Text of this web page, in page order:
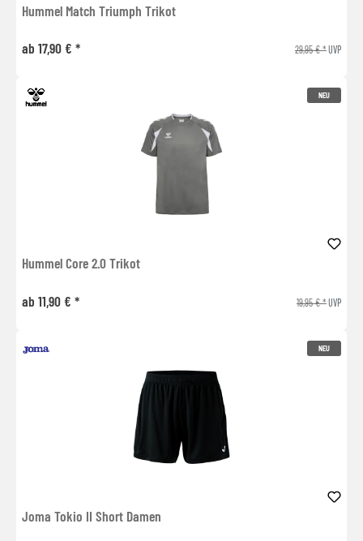
Hummel Match Triumph Trikot
ab 17,90 € * 29,95 € *UVP
NEU
Hummel Core 2.0 Trikot
ab 11,90 € * 19,95 € *UVP
NEU
Joma Tokio II Short Damen